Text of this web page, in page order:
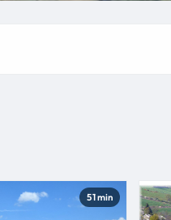
51 min